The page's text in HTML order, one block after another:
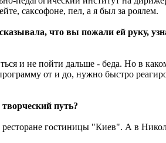
саксофоне, пел, а я был за роялем.
что вы пожали ей руку,
и не пойти дальше - беда. Но в
от и до, нужно быстро
путь?
гостиницы "Киев". А в